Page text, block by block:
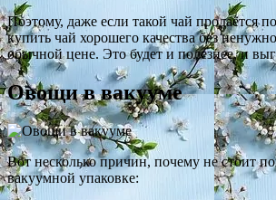
Поэтому, даже если такой чай продаётся
купить чай хорошего качества без
обычной цене. Это будет и полезнее, и
Овощи в вакууме
Вот несколько причин, почему не стоит
вакуумной упаковке: